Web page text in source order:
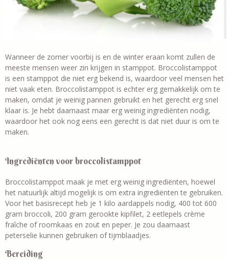
Wanneer de zomer voorbij is en de winter eraan komt zullen de
meeste mensen weer zin krijgen in stamppot. Broccolistamppot
is een stamppot die niet erg bekend is, waardoor veel mensen het
niet vaak eten. Broccolistamppot is echter erg gemakkelijk om te
maken, omdat je weinig pannen gebruikt en het gerecht erg snel
klaar is. Je hebt daarnaast maar erg weinig ingrediënten nodig,
waardoor het ook nog eens een gerecht is dat niet duur is om te
maken.
Ingrediënten voor broccolistamppot
Broccolistamppot maak je met erg weinig ingrediënten, hoewel
het natuurlijk altijd mogelijk is om extra ingrediënten te gebruiken.
Voor het basisrecept heb je 1 kilo aardappels nodig, 400 tot 600
gram broccoli, 200 gram gerookte kipfilet, 2 eetlepels crème
fraîche of roomkaas en zout en peper. Je zou daarnaast
peterselie kunnen gebruiken of tijmblaadjes.
Bereiding